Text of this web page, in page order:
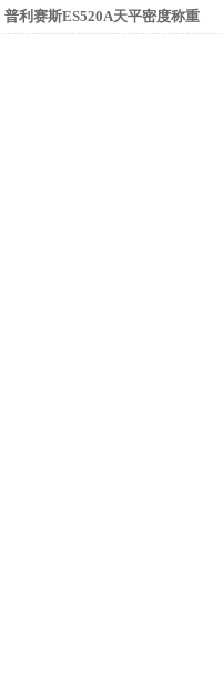
普利赛斯ES520A天平密度称重